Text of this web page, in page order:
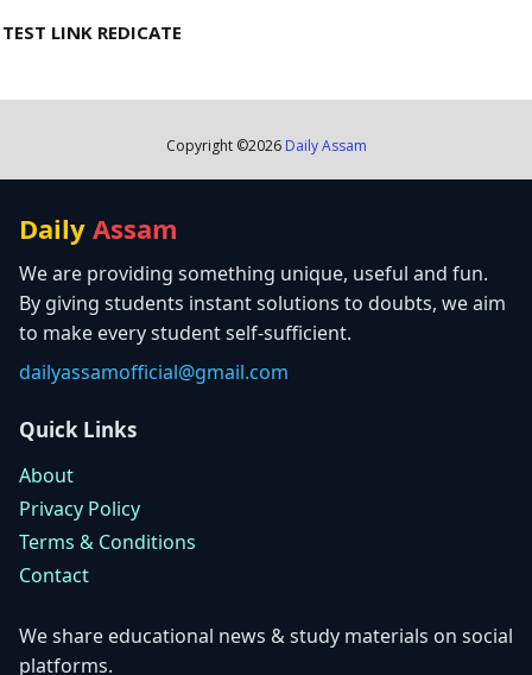
TEST LINK REDICATE
Copyright ©2026 Daily Assam
Daily Assam
We are providing something unique, useful and fun.
By giving students instant solutions to doubts, we aim
to make every student self-sufficient.
dailyassamofficial@gmail.com
Quick Links
About
Privacy Policy
Terms & Conditions
Contact
We share educational news & study materials on social
platforms.